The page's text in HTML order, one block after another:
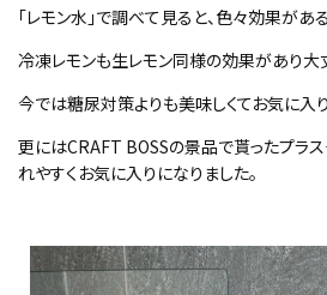
「レモン水」で調べて見ると、色々効果があ
冷凍レモンも生レモン同様の効果があり大
今では糖尿対策よりも美味しくてお気に入り
更にはCRAFT BOSSの景品で貰ったプラ
れやすくお気に入りになりました。